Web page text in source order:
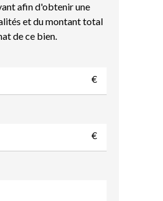
afin d'obtenir une
et du montant total
de ce bien.
€
€